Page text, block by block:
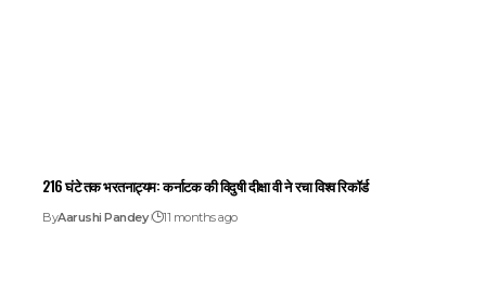
216 घंटे तक भरतनाट्यम: कर्नाटक की विदुषी दीक्षा वी ने रचा विश्व रिकॉर्ड
ByAarushi Pandey 11 months ago